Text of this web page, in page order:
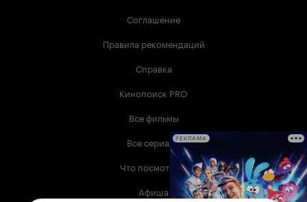
Соглашение
Правила рекомендаций
Справка
Кинопоиск PRO
Все фильмы
Все сериалы
Что посмотреть
Афиша
РЕКЛАМА